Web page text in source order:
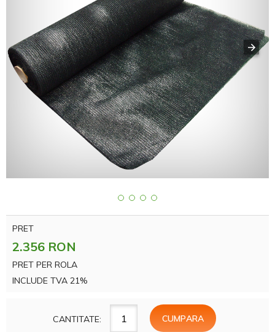
PRET
2.356 RON
PRET PER ROLA
INCLUDE TVA 21%
CANTITATE: